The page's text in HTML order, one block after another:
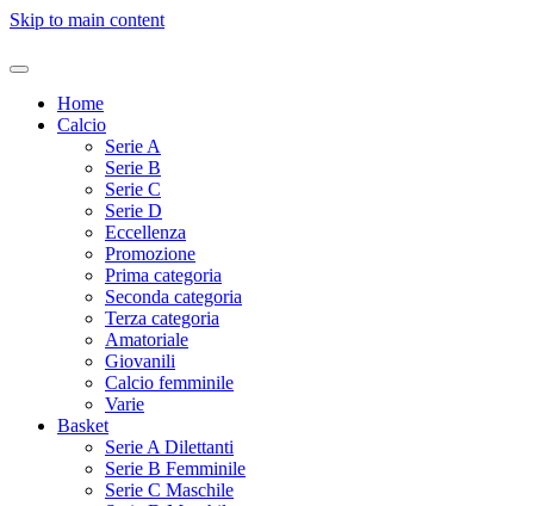
Skip to main content
Home
Calcio
Serie A
Serie B
Serie C
Serie D
Eccellenza
Promozione
Prima categoria
Seconda categoria
Terza categoria
Amatoriale
Giovanili
Calcio femminile
Varie
Basket
Serie A Dilettanti
Serie B Femminile
Serie C Maschile